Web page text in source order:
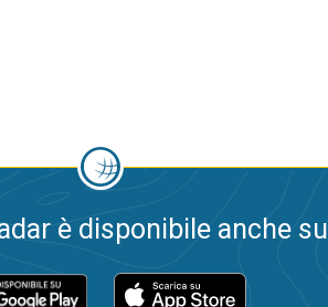
è disponibile anche su